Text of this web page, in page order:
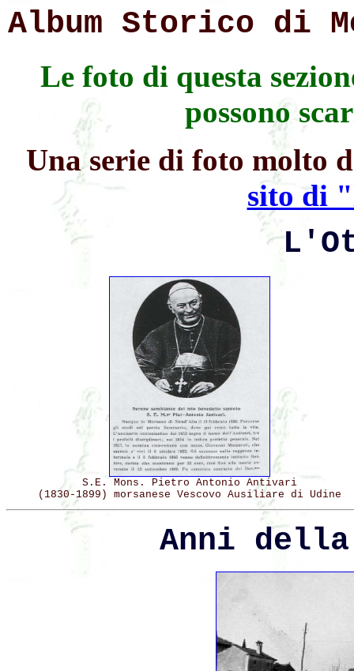
Album Storico di
Le foto di questa
possono
Una serie di foto molto
sito di
S.E. Mons. Pietro Antonio Antivari
(1830-1899) morsanese Vescovo Ausiliare di Udine
Anni della